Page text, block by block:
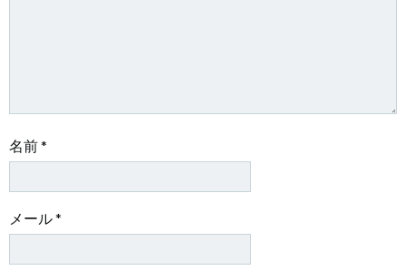
名前*
メール*